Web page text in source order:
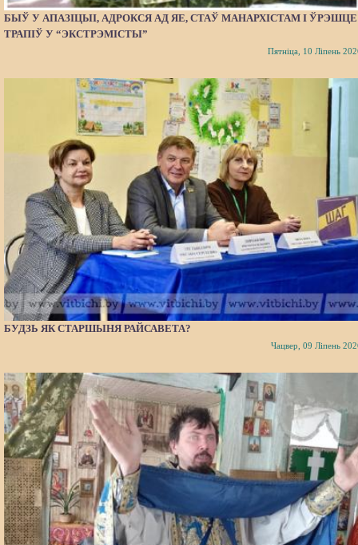
БЫЎ У АПАЗІЦЫІ, АДРОКСЯ АД ЯЕ, СТАЎ МАНАРХІСТАМ І ЎРЭШЦЕ
ТРАПІЎ У “ЭКСТРЭМІСТЫ”
Пятніца, 10 Ліпень
БУДЗЬ ЯК СТАРШЫНЯ РАЙСАВЕТА?
Чацвер, 09 Ліпень